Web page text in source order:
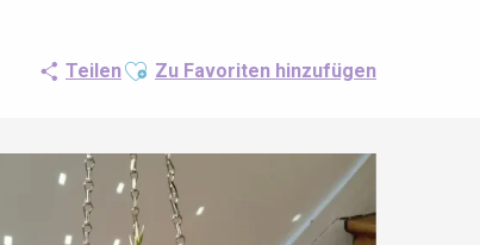
TeilenAjouter aux favoris
Zu Favoriten hinzufügen